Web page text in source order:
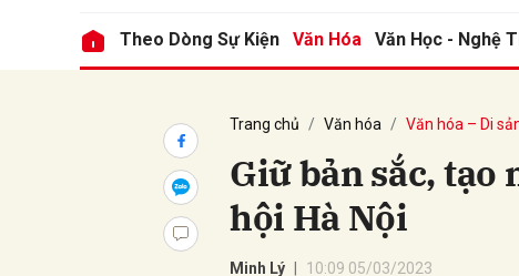
Theo Dòng Sự Kiện Văn Hóa Văn Học - Nghệ
Trang chủ Văn hóa Văn hóa – Di
Giữ bản sắc, tạo
hội Hà Nội
Minh Lý 10:09 05/03/2023